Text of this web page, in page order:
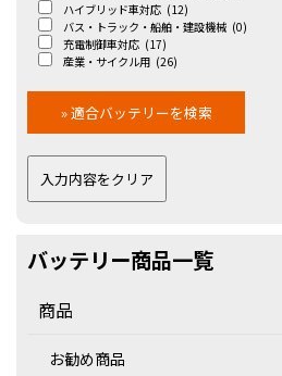
ハイブリッド車対応 (12)
バス・トラック・船舶・建設機械 (0)
充電制御車対応 (17)
産業・サイクル用 (26)
バッテリー商品一覧
商品
お勧め商品